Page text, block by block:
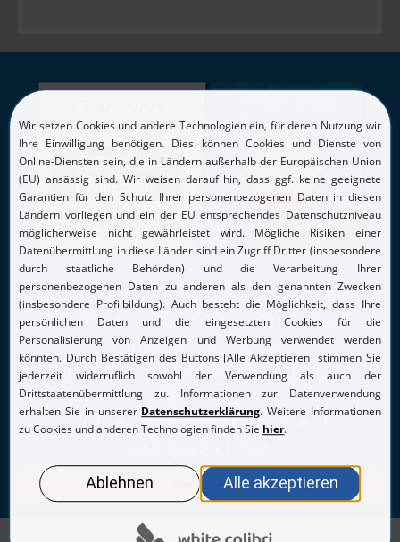
techconsult „Professional User
Rating (PUR) 2026“:
ManageEngine als Champion im
Bereich
Vulnerability Management
So haben uns die Anwender bewertet